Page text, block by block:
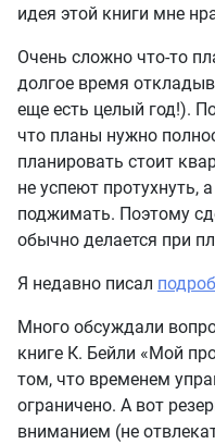
идея этой книги мне
Очень сложно что-то
долгое время
еще есть целый год!).
что планы нужно
планировать стоит
не успеют протухнуть,
поджимать. Поэтому
обычно делается при
Я недавно писал
Много обсуждали
книге К. Бейли «Мой
том, что временем
ограничено. А вот
вниманием (не